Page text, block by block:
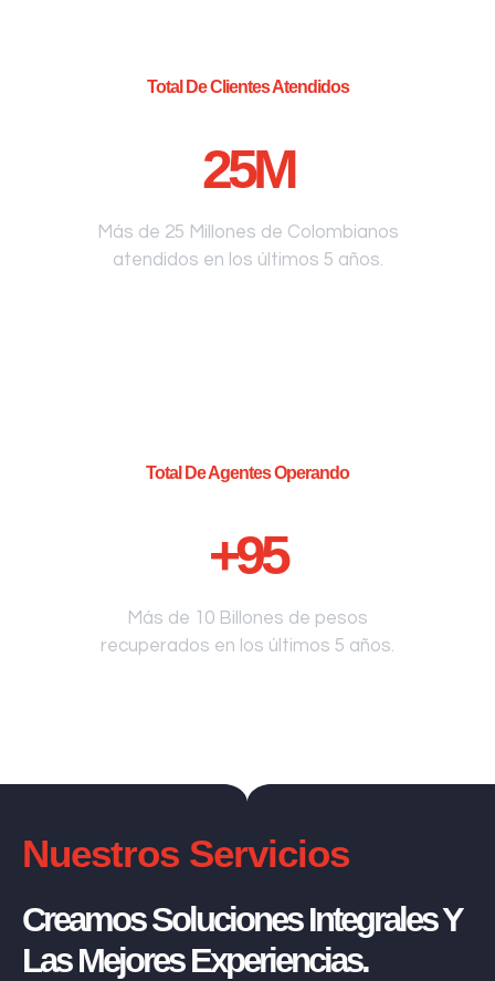
Total De Clientes Atendidos
25M
Más de 25 Millones de Colombianos
atendidos en los últimos 5 años.
Total De Agentes Operando
+95
Más de 10 Billones de pesos
recuperados en los últimos 5 años.
Nuestros Servicios
Creamos Soluciones Integrales Y
Las Mejores Experiencias.